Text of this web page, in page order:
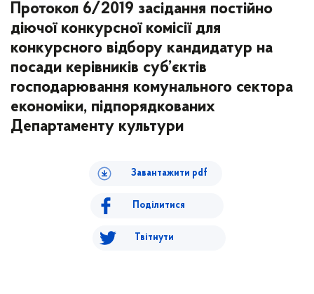
Протокол 6/2019 засідання постійно
діючої конкурсної комісії для
конкурсного відбору кандидатур на
посади керівників суб’єктів
господарювання комунального сектора
економіки, підпорядкованих
Департаменту культури
Завантажити pdf
Поділитися
Твітнути